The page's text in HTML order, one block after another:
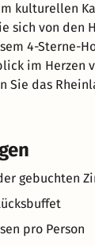
kulturellen
sich von den
4-Sterne-
im Herzen
Sie das
gebuchten
pro Person